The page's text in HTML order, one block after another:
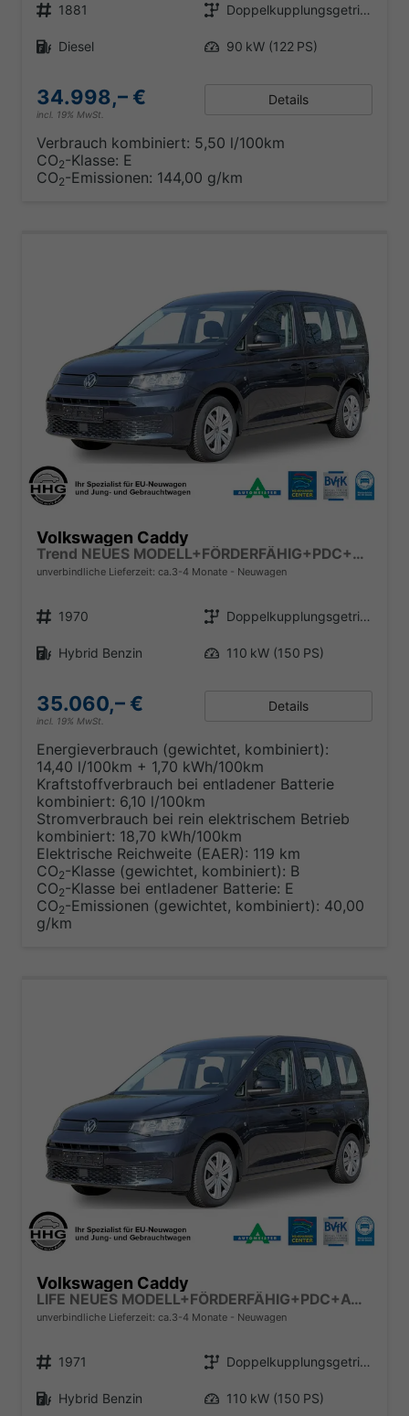
1881
Doppelkupplungsgetriebe (DSG)
Kraftstoff
Diesel Leistung 90 kW (122 PS)
34.998,– €
incl. 19% MwSt.
Details
Verbrauch kombiniert: 5,50 l/100km
CO2-Klasse: E
CO2-Emissionen: 144,00 g/km
Volkswagen Caddy
Trend NEUES MODELL+FÖRDERFÄHIG+PDC+ACC+LANE ASSIST
unverbindliche Lieferzeit: ca.3-4 Monate Neuwagen
Fahrzeugnr. 1970 Getriebe
Doppelkupplungsgetriebe (DSG)
Kraftstoff
Hybrid Benzin Leistung 110 kW (150 PS)
35.060,– €
incl. 19% MwSt.
Details
Energieverbrauch (gewichtet, kombiniert):
14,40 l/100km + 1,70 kWh/100km
Kraftstoffverbrauch bei entladener Batterie
kombiniert: 6,10 l/100km
Stromverbrauch bei rein elektrischem Betrieb
kombiniert: 18,70 kWh/100km
Elektrische Reichweite (EAER): 119 km
CO2-Klasse (gewichtet, kombiniert): B
CO2-Klasse bei entladener Batterie: E
CO2-Emissionen (gewichtet, kombiniert): 40,00
g/km
Volkswagen Caddy
LIFE NEUES MODELL+FÖRDERFÄHIG+PDC+ACC+16 LM+LANE ASSIST
unverbindliche Lieferzeit: ca.3-4 Monate Neuwagen
Fahrzeugnr. 1971 Getriebe
Doppelkupplungsgetriebe (DSG)
Kraftstoff
Hybrid Benzin Leistung 110 kW (150 PS)